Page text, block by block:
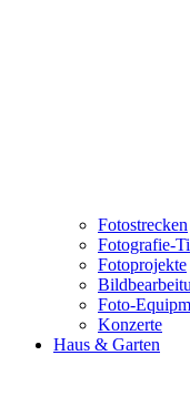
Fotostrecken
Fotografie-
Fotoprojekte
Foto-
Konzerte
Haus & Garten